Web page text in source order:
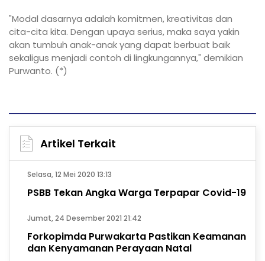
"Modal dasarnya adalah komitmen, kreativitas dan
cita-cita kita. Dengan upaya serius, maka saya yakin
akan tumbuh anak-anak yang dapat berbuat baik
sekaligus menjadi contoh di lingkungannya," demikian
Purwanto. (*)
Artikel Terkait
Selasa, 12 Mei 2020 13:13
PSBB Tekan Angka Warga Terpapar Covid-19
Jumat, 24 Desember 2021 21:42
Forkopimda Purwakarta Pastikan Keamanan
dan Kenyamanan Perayaan Natal